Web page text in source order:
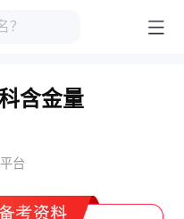
含金量
台